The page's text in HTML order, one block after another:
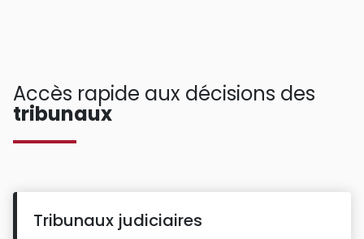
Accès rapide aux décisions des
tribunaux
Tribunaux judiciaires